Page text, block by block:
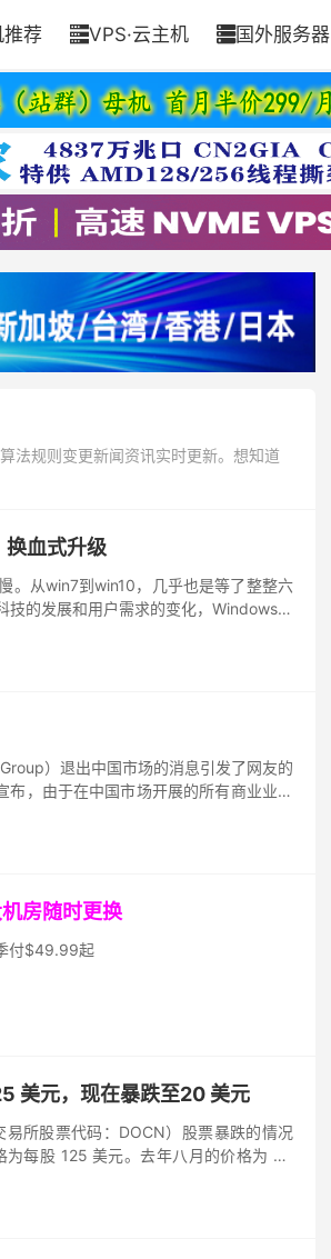
推荐 VPS·云主机 国外服务器
法规则变更新闻资讯实时更新。想知道
血式升级
。从win7到win10，几乎也是等了整整六
的发展和用户需求的变化，Windows系
）退出中国市场的消息引发了网友的
，由于在中国市场开展的所有商业业务
房随时更换
付$49.99起
美元，现在暴跌至20 美元
所股票代码：DOCN）股票暴跌的情况
每股 125 美元。去年八月的价格为 43